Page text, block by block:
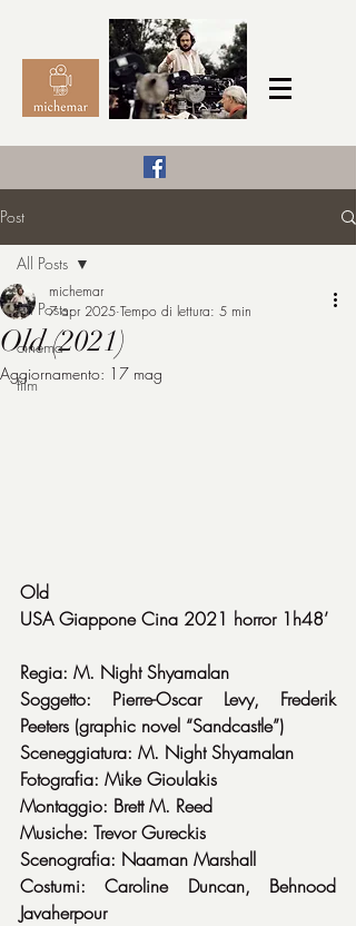
michemar
Post
All Posts
cinema
film
All Posts
Old (2021)
michemar
7 apr 2025 Tempo di lettura: 5 min
Aggiornamento: 17 mag
Old
USA Giappone Cina 2021 horror 1h48’
Regia: M. Night Shyamalan
Soggetto: Pierre-Oscar Levy, Frederik
Peeters (graphic novel “Sandcastle”)
Sceneggiatura: M. Night Shyamalan
Fotografia: Mike Gioulakis
Montaggio: Brett M. Reed
Musiche: Trevor Gureckis
Scenografia: Naaman Marshall
Costumi: Caroline Duncan, Behnood
Javaherpour